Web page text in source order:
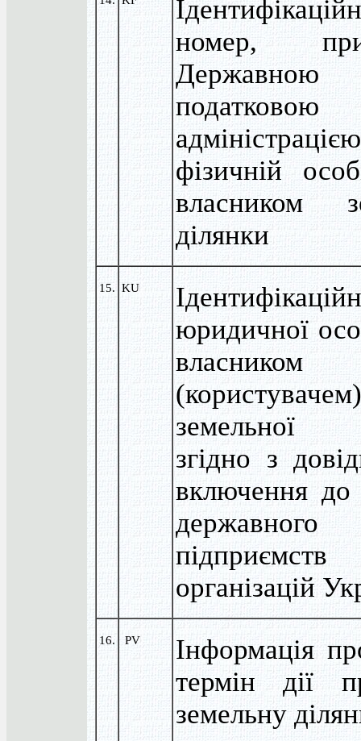
номер,
Державною
податковою
фізичній
власником
ділянки
15. KU
юридичної
власником
(користувачем)
земельної
згідно з
включення до
державного
організацій
16. PV
Інформація
термін дії
земельну